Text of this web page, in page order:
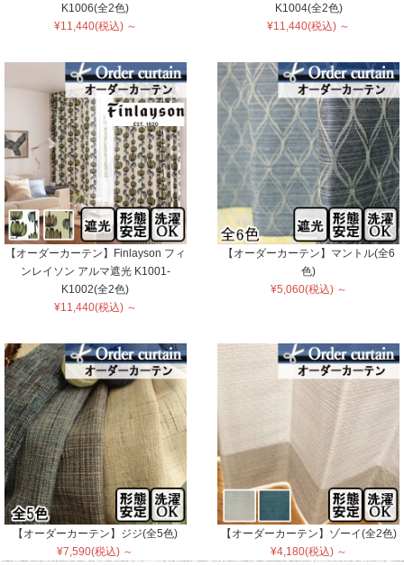
K1006(全2色)
¥11,440(税込) ～
K1004(全2色)
¥11,440(税込) ～
【オーダーカーテン】Finlayson フィ
ンレイソン アルマ遮光 K1001-
K1002(全2色)
¥11,440(税込) ～
【オーダーカーテン】マントル(全6
色)
¥5,060(税込) ～
【オーダーカーテン】ジジ(全5色)
¥7,590(税込) ～
【オーダーカーテン】ゾーイ(全2色)
¥4,180(税込) ～